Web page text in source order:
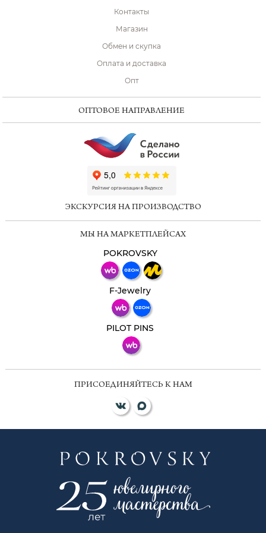
Контакты
Магазин
Обмен и скупка
Оплата и доставка
Опт
ОПТОВОЕ НАПРАВЛЕНИЕ
ЭКСКУРСИЯ НА ПРОИЗВОДСТВО
МЫ НА МАРКЕТПЛЕЙСАХ
POKROVSKY
F-Jewelry
PILOT PINS
ПРИСОЕДИНЯЙТЕСЬ К НАМ